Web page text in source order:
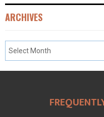
ARCHIVES